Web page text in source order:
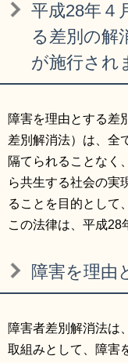
サイトについて
平成28年４
る差別の解
が施行され
障害を理由とする差
差別解消法）は、全
隔てられることなく
ら共生する社会の実
ることを目的として
この法律は、平成28
障害を理由
障害者差別解消法は
取組みとして、障害